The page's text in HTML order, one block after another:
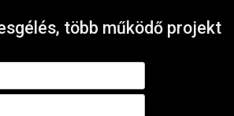
több működő projekt